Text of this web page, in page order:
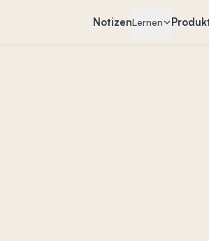
NotizenLernen